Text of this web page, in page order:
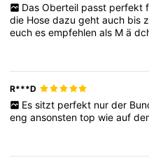
Das Oberteil passt perfekt f
die Hosedazugehtauch bis
euchesempfehlenals Mä
bequemundpasstsichda
R***D
Es sitzt perfekt nur der
engansonstentopwieauf